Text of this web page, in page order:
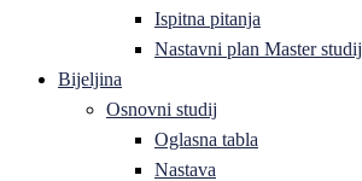
Ispitna pitanja
Nastavni plan Master studij
Bijeljina
Osnovni studij
Oglasna tabla
Nastava